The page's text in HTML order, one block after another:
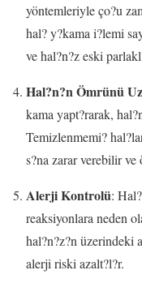
yöntemleriyle ço?u
hal? y?kama i?lemi
ve hal?n?z eski
Hal?n?n Ömrünü
kama yapt?rarak,
Temizlenmemi?
s?na zarar verebilir
Alerji Kontrolü:
reaksiyonlara neden
hal?n?z?n üzerindeki
alerji riski azalt?l?r.